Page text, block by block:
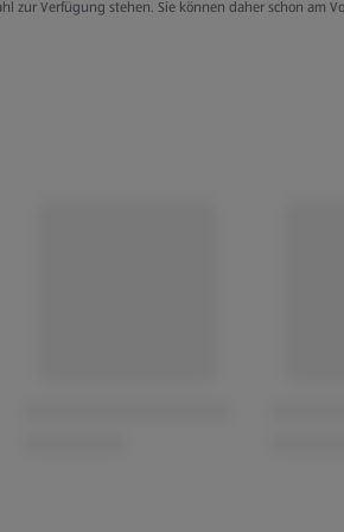
zur Verfügung stehen. Sie können daher schon am